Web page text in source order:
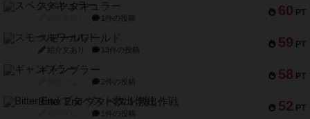
60 PT
スペクタキュラー
1件の投稿
59 PT
スモールワールド
紹介文あり 13件の投稿
58 PT
ギャンブラー
2件の投稿
52 PT
Bitter End ブタペスト救出作戦
1件の投稿